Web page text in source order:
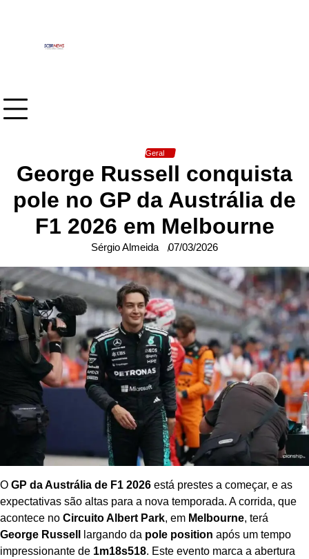
Geral
George Russell conquista
pole no GP da Austrália de
F1 2026 em Melbourne
Sérgio Almeida 07/03/2026
O GP da Austrália de F1 2026 está prestes a começar, e as
expectativas são altas para a nova temporada. A corrida, que
acontece no Circuito Albert Park, em Melbourne, terá
George Russell
largando da pole position após um tempo
impressionante de 1m18s518. Este evento marca a abertura